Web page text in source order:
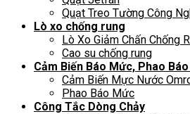
Quạt Treo Tường Công
Lò xo chống rung
Lò Xo Giảm Chấn Chống
Cao su chống rung
Cảm Biến Báo Mức, Phao
Cảm Biến Mực Nước
Phao Báo Mức
Công Tắc Dòng Chảy